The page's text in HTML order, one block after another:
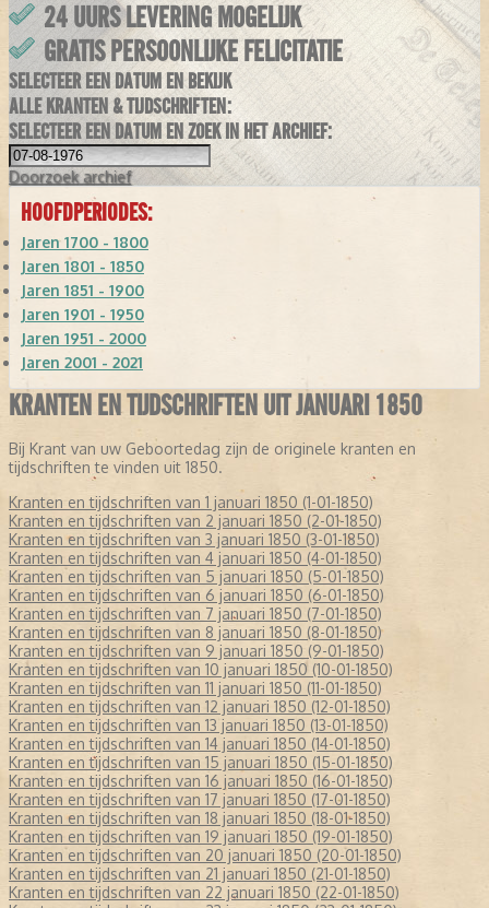
24 UURS LEVERING MOGELIJK
GRATIS PERSOONLIJKE FELICITATIE
SELECTEER EEN DATUM EN BEKIJK
ALLE KRANTEN & TIJDSCHRIFTEN:
SELECTEER EEN DATUM EN ZOEK IN HET ARCHIEF:
Doorzoek archief
HOOFDPERIODES:
Jaren 1700 - 1800
Jaren 1801 - 1850
Jaren 1851 - 1900
Jaren 1901 - 1950
Jaren 1951 - 2000
Jaren 2001 - 2021
KRANTEN EN TIJDSCHRIFTEN UIT JANUARI 1850
Bij Krant van uw Geboortedag zijn de originele kranten en
tijdschriften te vinden uit 1850.
Kranten en tijdschriften van 1 januari 1850 (1-01-1850)
Kranten en tijdschriften van 2 januari 1850 (2-01-1850)
Kranten en tijdschriften van 3 januari 1850 (3-01-1850)
Kranten en tijdschriften van 4 januari 1850 (4-01-1850)
Kranten en tijdschriften van 5 januari 1850 (5-01-1850)
Kranten en tijdschriften van 6 januari 1850 (6-01-1850)
Kranten en tijdschriften van 7 januari 1850 (7-01-1850)
Kranten en tijdschriften van 8 januari 1850 (8-01-1850)
Kranten en tijdschriften van 9 januari 1850 (9-01-1850)
Kranten en tijdschriften van 10 januari 1850 (10-01-1850)
Kranten en tijdschriften van 11 januari 1850 (11-01-1850)
Kranten en tijdschriften van 12 januari 1850 (12-01-1850)
Kranten en tijdschriften van 13 januari 1850 (13-01-1850)
Kranten en tijdschriften van 14 januari 1850 (14-01-1850)
Kranten en tijdschriften van 15 januari 1850 (15-01-1850)
Kranten en tijdschriften van 16 januari 1850 (16-01-1850)
Kranten en tijdschriften van 17 januari 1850 (17-01-1850)
Kranten en tijdschriften van 18 januari 1850 (18-01-1850)
Kranten en tijdschriften van 19 januari 1850 (19-01-1850)
Kranten en tijdschriften van 20 januari 1850 (20-01-1850)
Kranten en tijdschriften van 21 januari 1850 (21-01-1850)
Kranten en tijdschriften van 22 januari 1850 (22-01-1850)